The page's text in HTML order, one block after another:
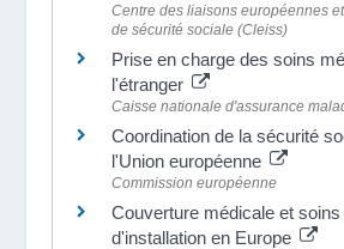
Centre des liaisons européennes
de sécurité sociale (Cleiss)
Prise en charge des soins
l'étranger
Caisse nationale d'assurance
Coordination de la sécurité
l'Union européenne
Commission européenne
Couverture médicale et
d'installation en Europe